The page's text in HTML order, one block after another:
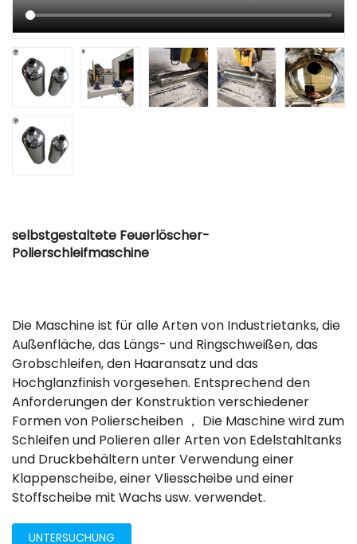
selbstgestaltete Feuerlöscher-
Polierschleifmaschine
Die Maschine ist für alle Arten von Industrietanks, die
Außenfläche, das Längs- und Ringschweißen, das
Grobschleifen, den Haaransatz und das
Hochglanzfinish vorgesehen. Entsprechend den
Anforderungen der Konstruktion verschiedener
Formen von Polierscheiben ， Die Maschine wird zum
Schleifen und Polieren aller Arten von Edelstahltanks
und Druckbehältern unter Verwendung einer
Klappenscheibe, einer Vliesscheibe und einer
Stoffscheibe mit Wachs usw. verwendet.
UNTERSUCHUNG